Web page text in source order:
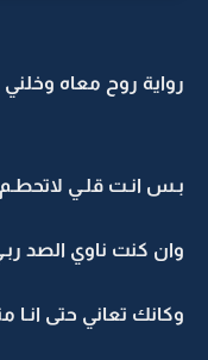
رواية روح معاه
بـس انـت قلـي لاتحطـم
وان كنت ناوي الصد
وكانك تعاني حتى انـا